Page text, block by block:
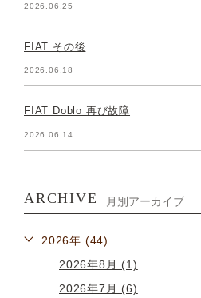
2026.06.25
FIAT その後
2026.06.18
FIAT Doblo 再び故障
2026.06.14
ARCHIVE 月別アーカイブ
2026年 (44)
2026年8月 (1)
2026年7月 (6)